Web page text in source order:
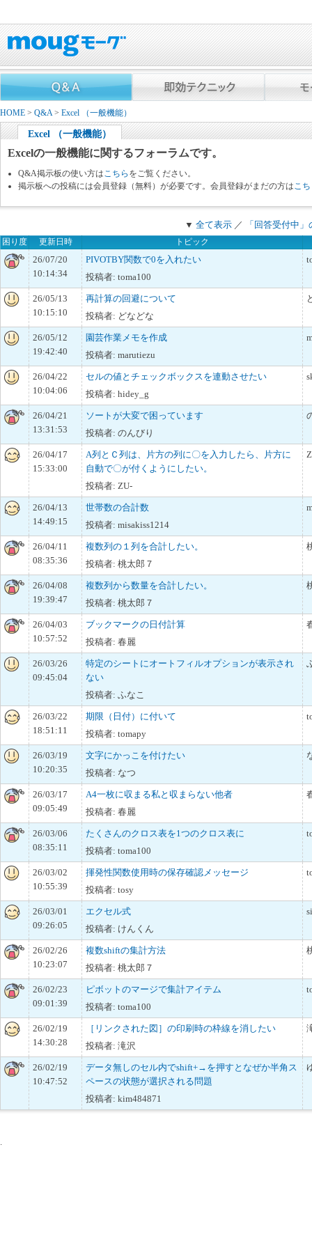
HOME > Q&A> Excel （一般機能）
Excel （一般機能）
Excelの一般機能に関するフォーラムです。
Q&A掲示板の使い方は こちら をご覧ください。
掲示板への投稿には会員登録（無料）が必要です。会員登録がまだの方は こ
▼ 全て表示 ／ 「回答受付中
困り度 更新日時 トピック
26/07/20
10:14:34
PIVOTBY関数で0を入れたい
投稿者: toma100
26/05/13
10:15:10
再計算の回避について
投稿者: どなどな
26/05/12
19:42:40
園芸作業メモを作成
投稿者: marutiezu
26/04/22
10:04:06
セルの値とチェックボックスを連動させたい
投稿者: hidey_g
26/04/21
13:31:53
ソートが大変で困っています
投稿者: のんびり
26/04/17
15:33:00
A列とＣ列は、片方の列に〇を入力したら、片方に
自動で〇が付くようにしたい。
投稿者: ZU-
26/04/13
14:49:15
世帯数の合計数
投稿者: misakiss1214
26/04/11
08:35:36
複数列の１列を合計したい。
投稿者: 桃太郎７
26/04/08
19:39:47
複数列から数量を合計したい。
投稿者: 桃太郎７
26/04/03
10:57:52
ブックマークの日付計算
投稿者: 春麗
26/03/26
09:45:04
特定のシートにオートフィルオプションが表示され
ない
投稿者: ふなこ
26/03/22
18:51:11
期限（日付）に付いて
投稿者: tomapy
26/03/19
10:20:35
文字にかっこを付けたい
投稿者: なつ
26/03/17
09:05:49
A4一枚に収まる私と収まらない他者
投稿者: 春麗
26/03/06
08:35:11
たくさんのクロス表を1つのクロス表に
投稿者: toma100
26/03/02
10:55:39
揮発性関数使用時の保存確認メッセージ
投稿者: tosy
26/03/01
09:26:05
エクセル式
投稿者: けんくん
26/02/26
10:23:07
複数shiftの集計方法
投稿者: 桃太郎７
26/02/23
09:01:39
ピボットのマージで集計アイテム
投稿者: toma100
26/02/19
14:30:28
［リンクされた図］の印刷時の枠線を消したい
投稿者: 滝沢
26/02/19
10:47:52
データ無しのセル内でshift+→を押すとなぜか半角ス
ペースの状態が選択される問題
投稿者: kim484871